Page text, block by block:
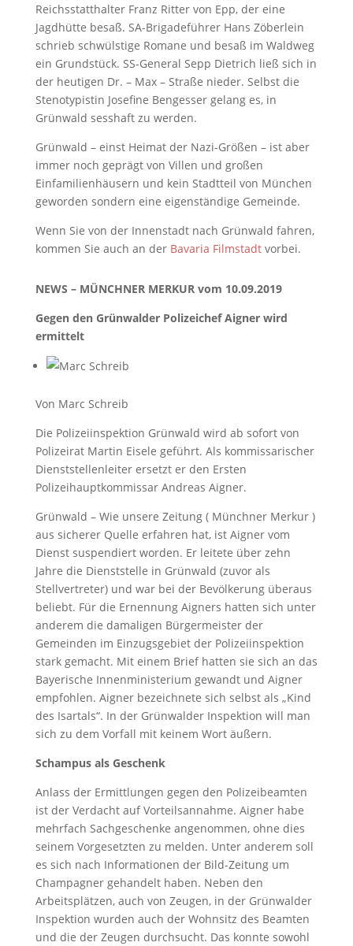
Reichsstatthalter Franz Ritter von Epp, der eine
Jagdhütte besaß. SA-Brigadeführer Hans Zöberlein
schrieb schwülstige Romane und besaß im Waldweg
ein Grundstück. SS-General Sepp Dietrich ließ sich in
der heutigen Dr. – Max – Straße nieder. Selbst die
Stenotypistin Josefine Bengesser gelang es, in
Grünwald sesshaft zu werden.
Grünwald – einst Heimat der Nazi-Größen – ist aber
immer noch geprägt von Villen und großen
Einfamilienhäusern und kein Stadtteil von München
geworden sondern eine eigenständige Gemeinde.
Wenn Sie von der Innenstadt nach Grünwald fahren,
kommen Sie auch an der Bavaria Filmstadt vorbei.
NEWS – MÜNCHNER MERKUR vom 10.09.2019
Gegen den Grünwalder Polizeichef Aigner wird
ermittelt
Von Marc Schreib
Die Polizeiinspektion Grünwald wird ab sofort von
Polizeirat Martin Eisele geführt. Als kommissarischer
Dienststellenleiter ersetzt er den Ersten
Polizeihauptkommissar Andreas Aigner.
Grünwald – Wie unsere Zeitung ( Münchner Merkur )
aus sicherer Quelle erfahren hat, ist Aigner vom
Dienst suspendiert worden. Er leitete über zehn
Jahre die Dienststelle in Grünwald (zuvor als
Stellvertreter) und war bei der Bevölkerung überaus
beliebt. Für die Ernennung Aigners hatten sich unter
anderem die damaligen Bürgermeister der
Gemeinden im Einzugsgebiet der Polizeiinspektion
stark gemacht. Mit einem Brief hatten sie sich an das
Bayerische Innenministerium gewandt und Aigner
empfohlen. Aigner bezeichnete sich selbst als „Kind
des Isartals“. In der Grünwalder Inspektion will man
sich zu dem Vorfall mit keinem Wort äußern.
Schampus als Geschenk
Anlass der Ermittlungen gegen den Polizeibeamten
ist der Verdacht auf Vorteilsannahme. Aigner habe
mehrfach Sachgeschenke angenommen, ohne dies
seinem Vorgesetzten zu melden. Unter anderem soll
es sich nach Informationen der Bild-Zeitung um
Champagner gehandelt haben. Neben den
Arbeitsplätzen, auch von Zeugen, in der Grünwalder
Inspektion wurden auch der Wohnsitz des Beamten
und die der Zeugen durchsucht. Das konnte sowohl